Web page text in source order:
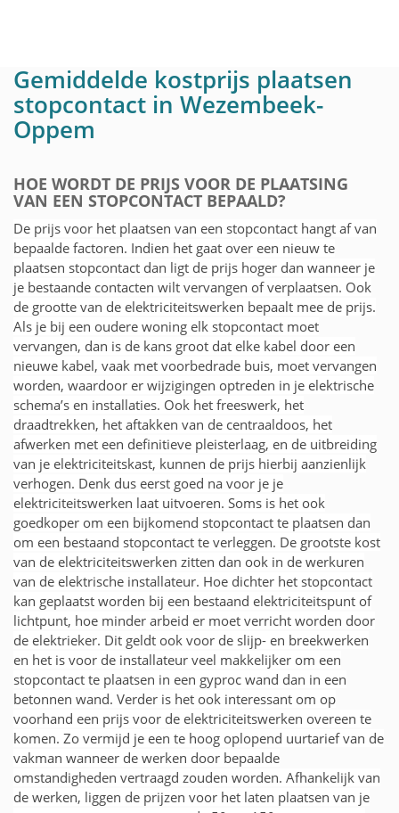
Gemiddelde kostprijs plaatsen
stopcontact in Wezembeek-
Oppem
HOE WORDT DE PRIJS VOOR DE PLAATSING
VAN EEN STOPCONTACT BEPAALD?
De prijs voor het plaatsen van een stopcontact hangt af van
bepaalde factoren. Indien het gaat over een nieuw te
plaatsen stopcontact dan ligt de prijs hoger dan wanneer je
je bestaande contacten wilt vervangen of verplaatsen. Ook
de grootte van de elektriciteitswerken bepaalt mee de prijs.
Als je bij een oudere woning elk stopcontact moet
vervangen, dan is de kans groot dat elke kabel door een
nieuwe kabel, vaak met voorbedrade buis, moet vervangen
worden, waardoor er wijzigingen optreden in je elektrische
schema’s en installaties. Ook het freeswerk, het
draadtrekken, het aftakken van de centraaldoos, het
afwerken met een definitieve pleisterlaag, en de uitbreiding
van je elektriciteitskast, kunnen de prijs hierbij aanzienlijk
verhogen. Denk dus eerst goed na voor je je
elektriciteitswerken laat uitvoeren. Soms is het ook
goedkoper om een bijkomend stopcontact te plaatsen dan
om een bestaand stopcontact te verleggen. De grootste kost
van de elektriciteitswerken zitten dan ook in de werkuren
van de elektrische installateur. Hoe dichter het stopcontact
kan geplaatst worden bij een bestaand elektriciteitspunt of
lichtpunt, hoe minder arbeid er moet verricht worden door
de elektrieker. Dit geldt ook voor de slijp- en breekwerken
en het is voor de installateur veel makkelijker om een
stopcontact te plaatsen in een gyproc wand dan in een
betonnen wand. Verder is het ook interessant om op
voorhand een prijs voor de elektriciteitswerken overeen te
komen. Zo vermijd je een te hoog oplopend uurtarief van de
vakman wanneer de werken door bepaalde
omstandigheden vertraagd zouden worden. Afhankelijk van
de werken, liggen de prijzen voor het laten plaatsen van je